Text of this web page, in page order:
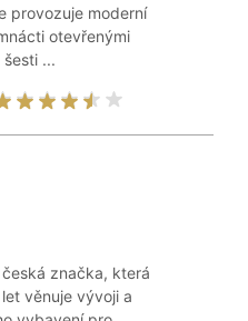
provozuje moderní
otevřenými
...
značka, která
věnuje vývoji a